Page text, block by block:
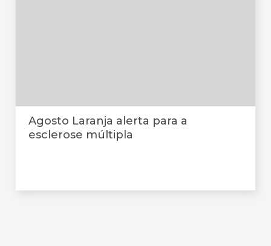
Agosto Laranja alerta para a
esclerose múltipla